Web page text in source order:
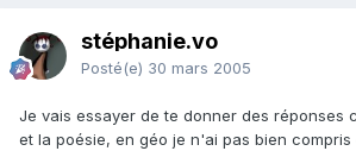
stéphanie.vo
Posté(e) 30 mars 2005
Je vais essayer de te donner des réponses
et la poésie, en géo je n'ai pas bien